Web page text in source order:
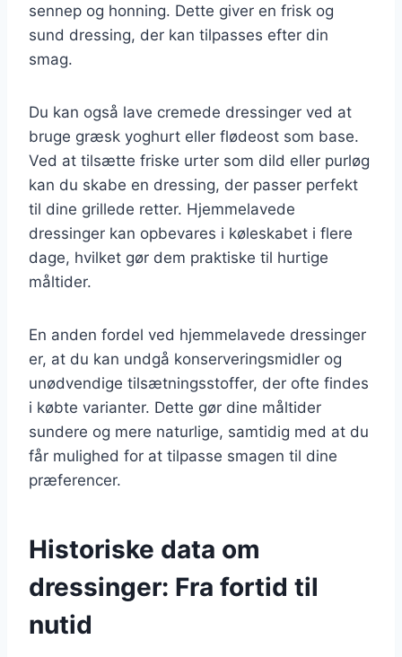
sennep og honning. Dette giver en frisk og
sund dressing, der kan tilpasses efter din
smag.
Du kan også lave cremede dressinger ved at
bruge græsk yoghurt eller flødeost som base.
Ved at tilsætte friske urter som dild eller purløg
kan du skabe en dressing, der passer perfekt
til dine grillede retter. Hjemmelavede
dressinger kan opbevares i køleskabet i flere
dage, hvilket gør dem praktiske til hurtige
måltider.
En anden fordel ved hjemmelavede dressinger
er, at du kan undgå konserveringsmidler og
unødvendige tilsætningsstoffer, der ofte findes
i købte varianter. Dette gør dine måltider
sundere og mere naturlige, samtidig med at du
får mulighed for at tilpasse smagen til dine
præferencer.
Historiske data om
dressinger: Fra fortid til
nutid